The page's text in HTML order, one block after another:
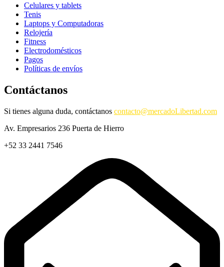
Celulares y tablets
Tenis
Laptops y Computadoras
Relojería
Fitness
Electrodomésticos
Pagos
Políticas de envíos
Contáctanos
Si tienes alguna duda, contáctanos contacto@mercadoLibertad.com
Av. Empresarios 236 Puerta de Hierro
+52 33 2441 7546